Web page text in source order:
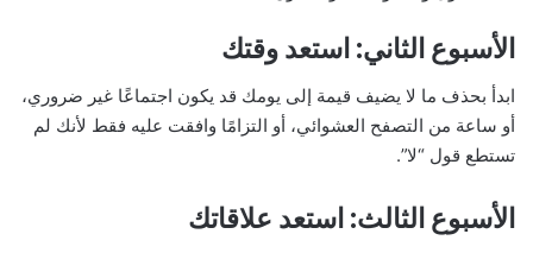
الأسبوع الثاني: استعد وقتك
ابدأ بحذف ما لا يضيف قيمة إلى يومك قد يكون اجتماعًا غير ضروري،
أو ساعة من التصفح العشوائي، أو التزامًا وافقت عليه فقط لأنك لم
تستطع قول “لا”.
الأسبوع الثالث: استعد علاقاتك